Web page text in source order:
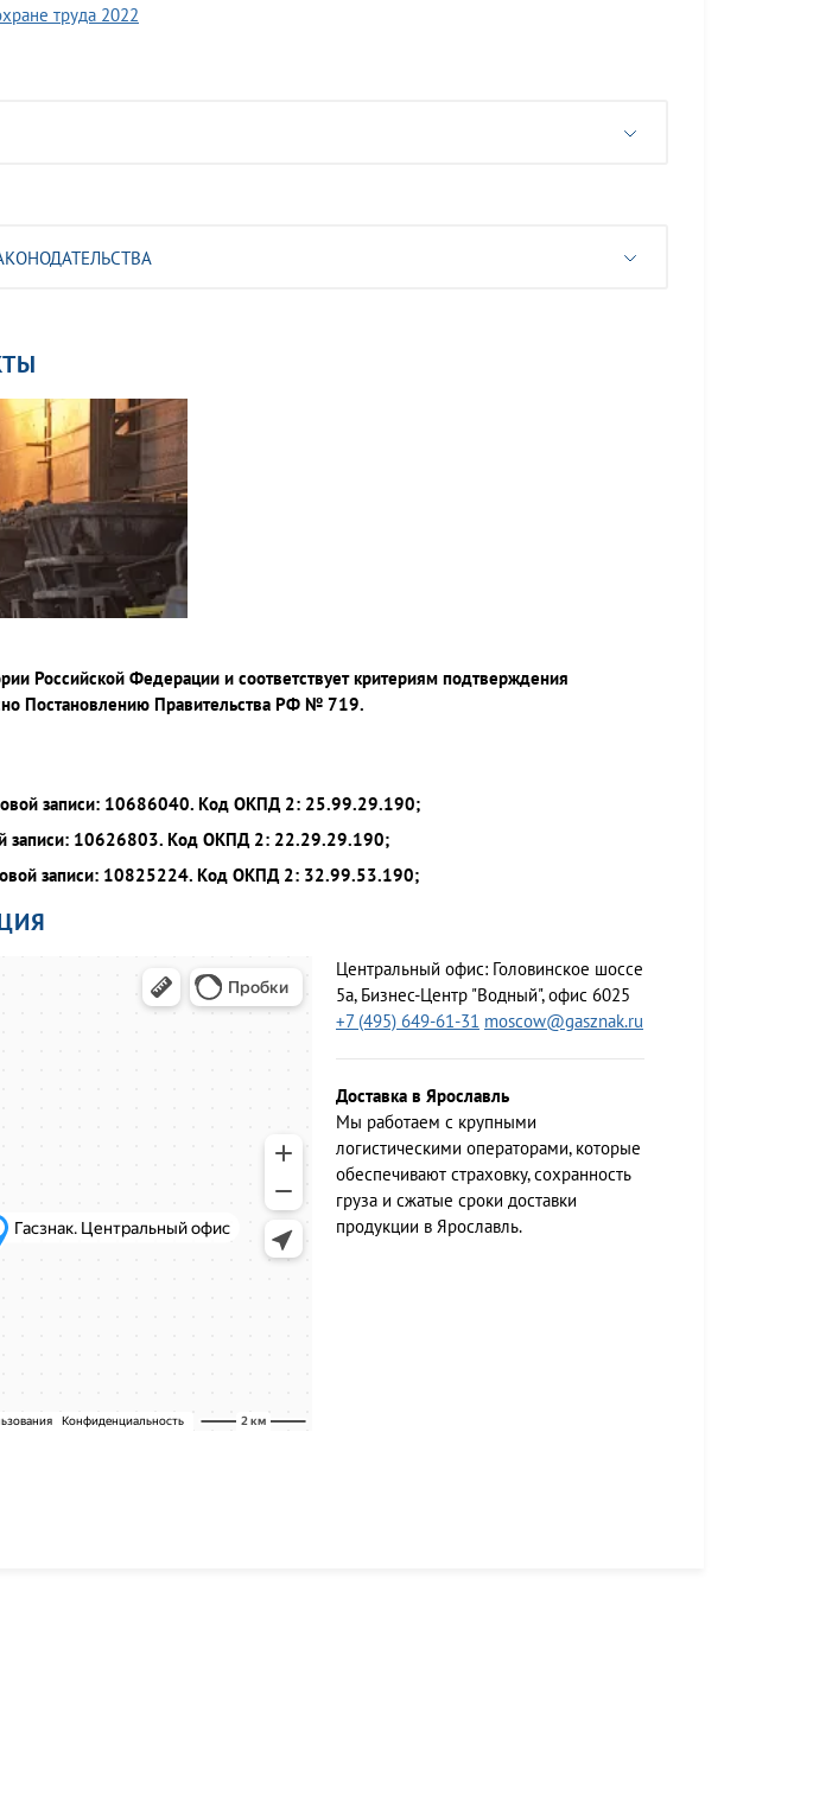
труда 2022
Российской Федерации и соответствует критериям подтверждения
Постановлению Правительства РФ № 719.
записи: 10686040. Код ОКПД 2: 25.99.29.190;
записи: 10626803. Код ОКПД 2: 22.29.29.190;
записи: 10825224. Код ОКПД 2: 32.99.53.190;
Центральный офис: Головинское шоссе
5а, Бизнес-Центр "Водный", офис 6025
+7 (495) 649-61-31 moscow@gasznak.ru
Доставка в Ярославль
Мы работаем c крупными
логистическими операторами, которые
обеспечивают страховку, сохранность
груза и сжатые сроки доставки
продукции в Ярославль.